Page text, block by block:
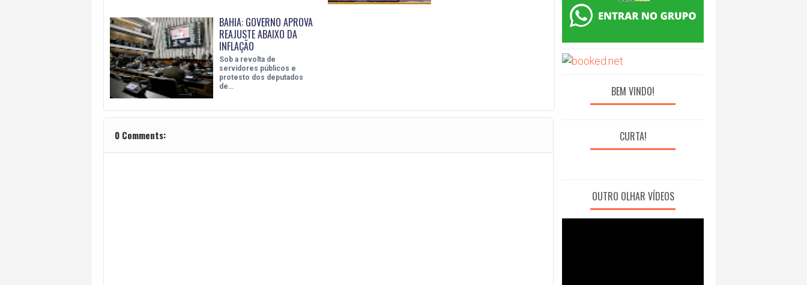
BAHIA: GOVERNO APROVA
REAJUSTE ABAIXO DA
INFLAÇÃO
Sob a revolta de
servidores públicos e
protesto dos deputados
de…
0 Comments:
BEM VINDO!
CURTA!
OUTRO OLHAR VÍDEOS